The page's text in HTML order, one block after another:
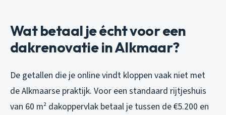
Wat betaal je écht voor een
dakrenovatie in Alkmaar?
De getallen die je online vindt kloppen vaak niet met
de Alkmaarse praktijk. Voor een standaard rijtjeshuis
van 60 m² dakoppervlak betaal je tussen de €5.200 en